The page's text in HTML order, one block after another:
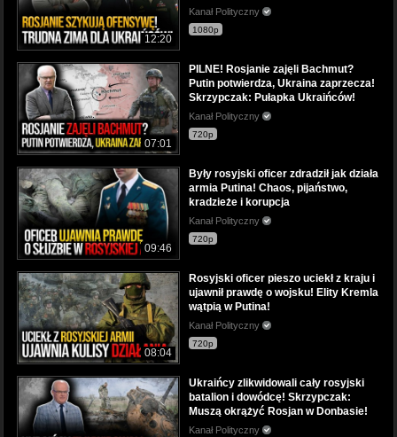
12:20
Kanał Polityczny
1080p
07:01
PILNE! Rosjanie zajęli Bachmut?
Putin potwierdza, Ukraina zaprzecza!
Skrzypczak: Pułapka Ukraińców!
Kanał Polityczny
720p
09:46
Były rosyjski oficer zdradził jak działa
armia Putina! Chaos, pijaństwo,
kradzieże i korupcja
Kanał Polityczny
720p
08:04
Rosyjski oficer pieszo uciekł z kraju i
ujawnił prawdę o wojsku! Elity Kremla
wątpią w Putina!
Kanał Polityczny
720p
Ukraińcy zlikwidowali cały rosyjski
batalion i dowódcę! Skrzypczak:
Muszą okrążyć Rosjan w Donbasie!
Kanał Polityczny